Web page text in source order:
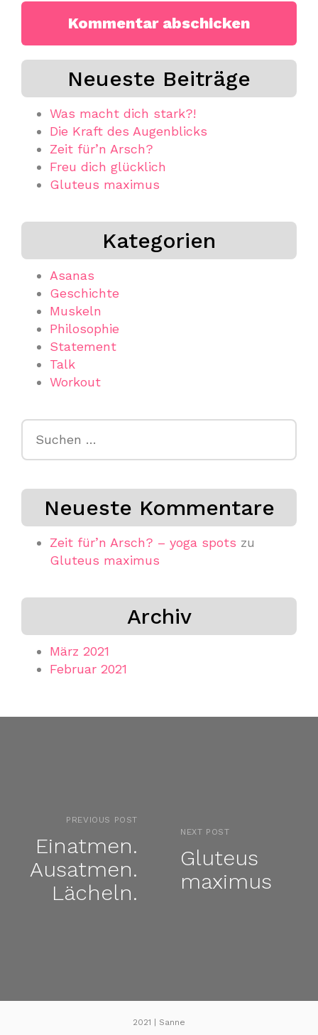
Neueste Beiträge
Was macht dich stark?!
Die Kraft des Augenblicks
Zeit für’n Arsch?
Freu dich glücklich
Gluteus maximus
Kategorien
Asanas
Geschichte
Muskeln
Philosophie
Statement
Talk
Workout
Neueste Kommentare
Zeit für’n Arsch? – yoga spots zu
Gluteus maximus
Archiv
März 2021
Februar 2021
PREVIOUS POST
Einatmen.
Ausatmen.
Lächeln.
NEXT POST
Gluteus
maximus
2021 | Sanne